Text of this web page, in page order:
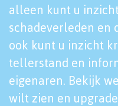
alleen kunt u
schadeverleden en
ook kunt u inzicht
tellerstand en
eigenaren. Bekijk
wilt zien en